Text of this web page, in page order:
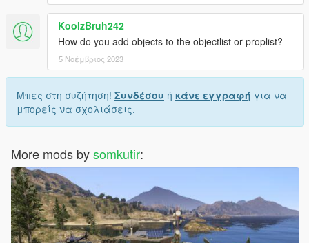
KoolzBruh242
How do you add objects to the objectlist or proplist?
5 Νοέμβριος 2023
Μπες στη συζήτηση! Συνδέσου ή κάνε εγγραφή για να
μπορείς να σχολιάσεις.
More mods bysomkutir: